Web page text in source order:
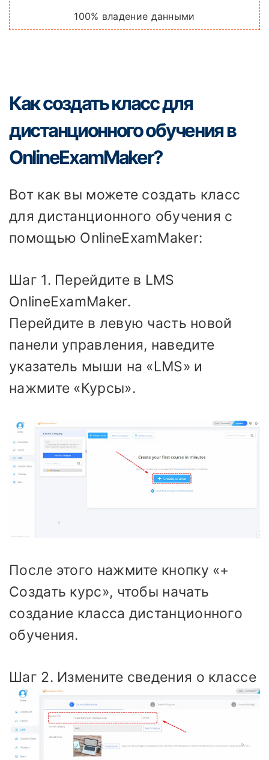
100% владение данными
Как создать класс для
дистанционного обучения в
OnlineExamMaker?
Вот как вы можете создать класс
для дистанционного обучения с
помощью OnlineExamMaker:
Шаг 1. Перейдите в LMS
OnlineExamMaker.
Перейдите в левую часть новой
панели управления, наведите
указатель мыши на «LMS» и
нажмите «Курсы».
После этого нажмите кнопку «+
Создать курс», чтобы начать
создание класса дистанционного
обучения.
Шаг 2. Измените сведения о классе